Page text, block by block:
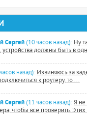
Сергей (10 часов назад): Ну
устройства должны быть в
назад): Извиняюсь за
к роутеру, то ...
Сергей (11 часов назад): Я не
чтобы все проверить.